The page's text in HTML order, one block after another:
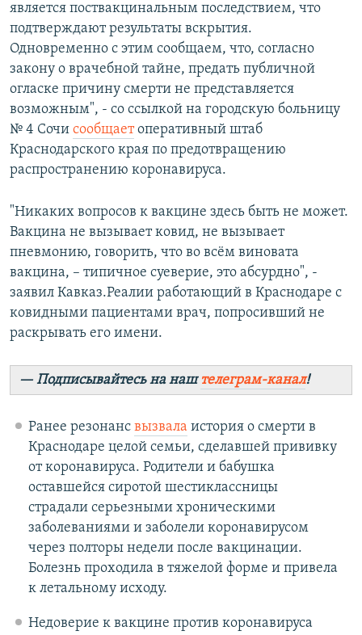
является поствакцинальным последствием, что
подтверждают результаты вскрытия.
Одновременно с этим сообщаем, что, согласно
закону о врачебной тайне, предать публичной
огласке причину смерти не представляется
возможным", - со ссылкой на городскую больницу
№ 4 Сочи сообщаетоперативный штаб
Краснодарского края по предотвращению
распространению коронавируса.
"Никаких вопросов к вакцине здесь быть не может.
Вакцина не вызывает ковид, не вызывает
пневмонию, говорить, что во всём виновата
вакцина, – типичное суеверие, это абсурдно", -
заявил Кавказ.Реалии работающий в Краснодаре с
ковидными пациентами врач, попросивший не
раскрывать его имени.
— Подписывайтесь на наш телеграм-канал!
Ранее резонанс вызвала история о смерти в
Краснодаре целой семьи, сделавшей прививку
от коронавируса. Родители и бабушка
оставшейся сиротой шестиклассницы
страдали серьезными хроническими
заболеваниями и заболели коронавирусом
через полторы недели после вакцинации.
Болезнь проходила в тяжелой форме и привела
к летальному исходу.
Недоверие к вакцине против коронавируса